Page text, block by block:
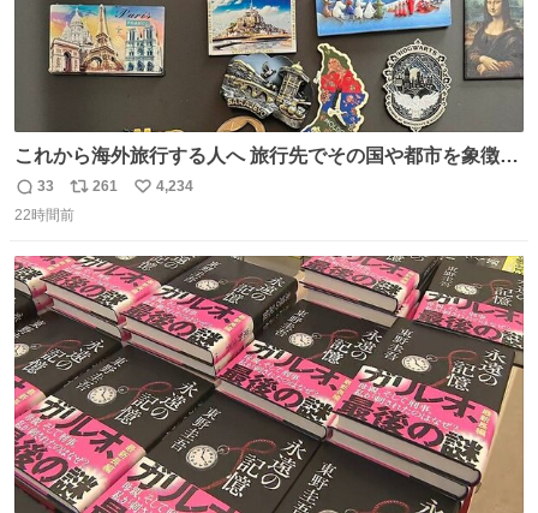
これから海外旅行する人へ 旅行先でその国や都市を象徴す
る マグネットを買って欲しい。 僕は交換留学してた1年間
で20カ国回ったけど、旅行先で必ずマグネットを買い、今
どそれぞれのマグネットを見る度に旅の思い出が鮮明によ
みがえります。
返
信
33
リ
ポ
ト
数
261
い
数
4,234
22時間前